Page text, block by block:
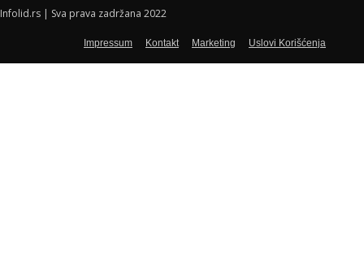
Infolid.rs | Sva prava zadržana 2022
Impressum Kontakt Marketing Uslovi Korišćenja